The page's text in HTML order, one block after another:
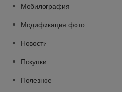
Мобилография
Модификация фото
Новости
Покупки
Полезное